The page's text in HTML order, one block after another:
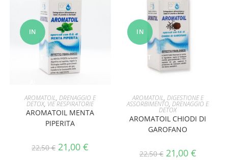
IN
AGGIUNGI AL CARRELLO
AROMATOIL,DRENAGGIO E
DETOX, VIE RESPIRATORIE
AROMATOIL MENTA
PIPERITA
22,50€ 21,00€
IN
OFFERT
AGGIUNGI AL CARRELLO
AROMATOIL, DIGESTIONE E
ASSORBIMENTO,DRENAGGIO E
DETOX
AROMATOIL CHIODI DI
GAROFANO
22,50€ 21,00 €